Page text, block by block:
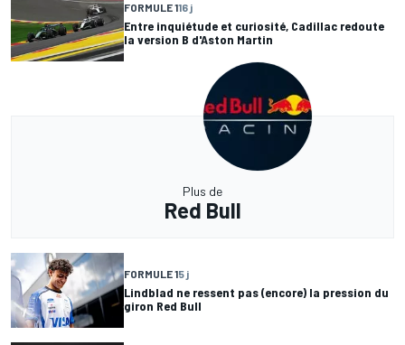
FORMULE 116 j
Entre inquiétude et curiosité, Cadillac redoute
la version B d'Aston Martin
Plus de
Red Bull
FORMULE 15 j
Lindblad ne ressent pas (encore) la pression du
giron Red Bull